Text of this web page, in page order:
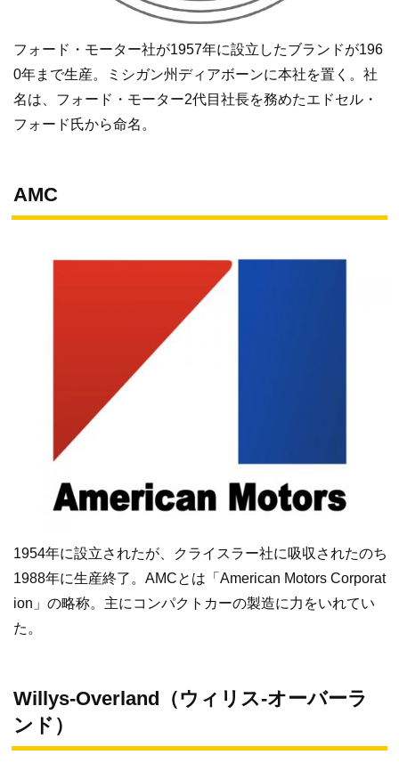
フォード・モーター社が1957年に設立したブランドが196
0年まで生産。ミシガン州ディアボーンに本社を置く。社
名は、フォード・モーター2代目社長を務めたエドセル・
フォード氏から命名。
AMC
1954年に設立されたが、クライスラー社に吸収されたのち
1988年に生産終了。AMCとは「American Motors Corporat
ion」の略称。主にコンパクトカーの製造に力をいれてい
た。
Willys-Overland（ウィリス‐オーバーラ
ンド）